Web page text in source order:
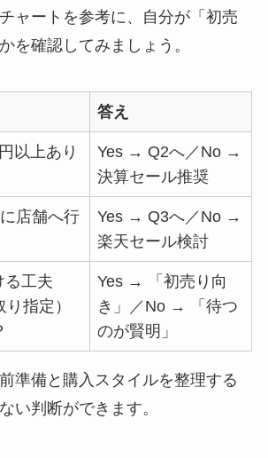
ャートを参考に、自分が「初売
を確認してみましょう。
答え
以上あり
Yes → Q2へ／No →
決算セール推奨
店舗へ行
Yes → Q3へ／No →
楽天セール検討
る工夫
り指定）
Yes → 「初売り向
き」／No → 「待つ
のが賢明」
準備と購入スタイルを整理する
い判断ができます。